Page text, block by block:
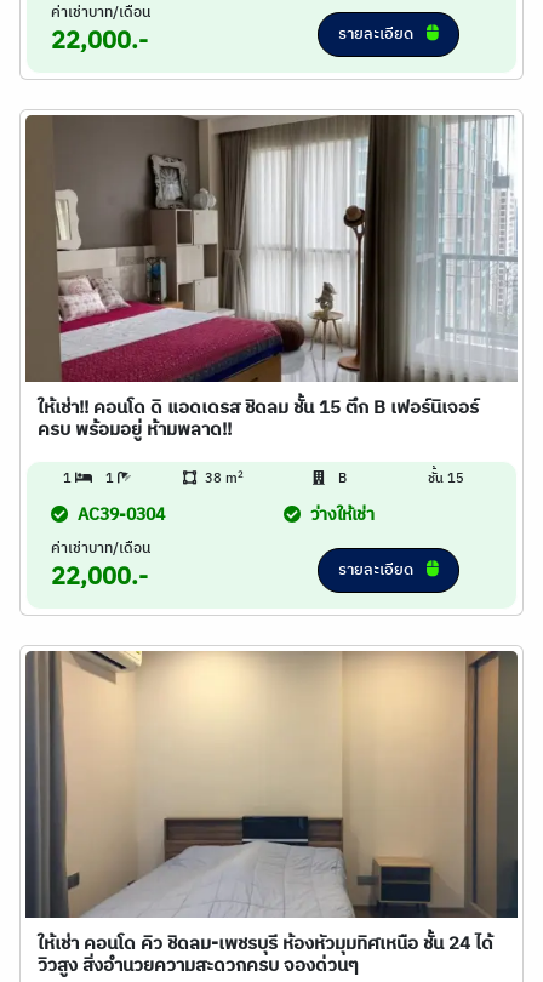
ค่าเช่าบาท/เดือน
22,000.- รายละเอียด
ให้เช่า!! คอนโด ดิ แอดเดรส ชิดลม ชั้น 15 ตึก B เฟอร์นิเจอร์
ครบ พร้อมอยู่ ห้ามพลาด!!
1 1 38 m2 B ชั้น 15
AC39-0304 ว่างให้เช่า
ค่าเช่าบาท/เดือน
22,000.- รายละเอียด
ให้เช่า คอนโด คิว ชิดลม-เพชรบุรี ห้องหัวมุมทิศเหนือ ชั้น 24 ได้
วิวสูง สิ่งอำนวยความสะดวกครบ จองด่วนๆ